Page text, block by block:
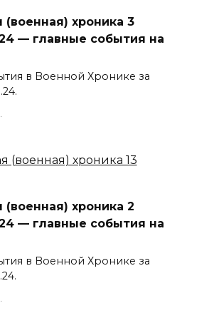
хроника 3
— главные события на
в Военной Хронике за
хроника 2
— главные события на
в Военной Хронике за